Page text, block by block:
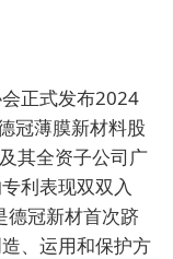
正式发布2024
冠薄膜新材料股
其全资子公司广
利表现双双入
德冠新材首次跻
、运用和保护方